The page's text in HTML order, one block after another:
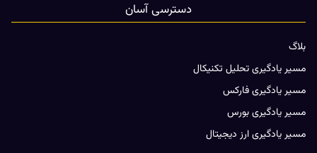
دسترسی آسان
بلاگ
مسیر یادگیری تحلیل تکنیکال
مسیر یادگیری فارکس
مسیر یادگیری بورس
مسیر یادگیری ارز دیجیتال